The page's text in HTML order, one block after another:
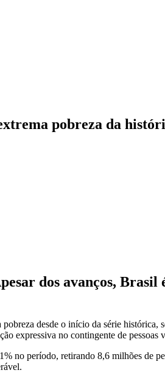
pobreza da
dos avanços, Brasil
desde o início da série
expressiva no contingente de
no período, retirando 8,6 milhões de